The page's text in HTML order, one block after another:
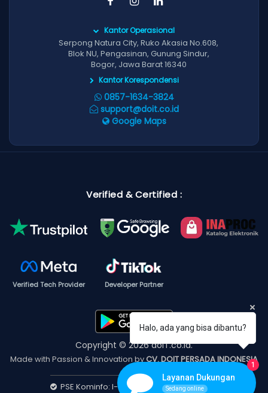
Halo, ada yang bisa dibantu?
Layanan Dukungan
Sedang online
1
Kantor Operasional
Serpong Natura City, Ruko Akasia No.608,
Blok NU, Pengasinan, Gunung Sindur,
Bogor, Jawa Barat 16340
Kantor Korespondensi
0857-1634-3824
support@doit.co.id
Google Maps
Verified & Certified :
Verified Tech Provider Developer Partner
Copyright © 2026 doIT.co.id.
Made with Passion & Innovation byCV. DOIT PERSADA INDONESIA
PSE Kominfo: I-202512250233454686436